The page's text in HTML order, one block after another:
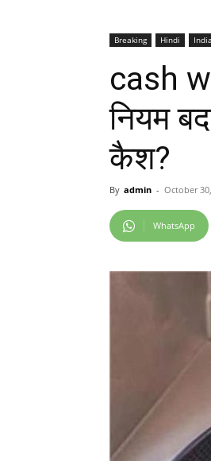
Breaking Hindi India
cash
नियम
कैश?
By admin - October
WhatsApp